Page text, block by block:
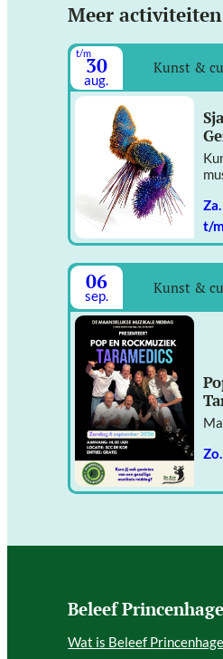
Meer activiteiten
t/m30
aug.
Kunst &
t/
06
sep. Kunst &
Beleef Princenhage
Wat is Beleef